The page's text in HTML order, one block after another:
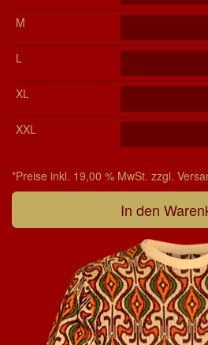
M
L
XL
XXL
*Preise inkl. 19,00 % MwSt. zzgl.